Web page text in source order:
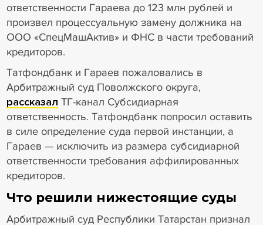
ответственности Гараева до 123 млн рублей и
произвел процессуальную замену должника на
ООО «СпецМашАктив» и ФНС в части требований
кредиторов.
Татфондбанк и Гараев пожаловались в
Арбитражный суд Поволжского округа,
рассказал ТГ-канал Субсидиарная
ответственность. Татфондбанк попросил оставить
в силе определение суда первой инстанции, а
Гараев — исключить из размера субсидиарной
ответственности требования аффилированных
кредиторов.
Что решили нижестоящие суды
Арбитражный суд Республики Татарстан признал